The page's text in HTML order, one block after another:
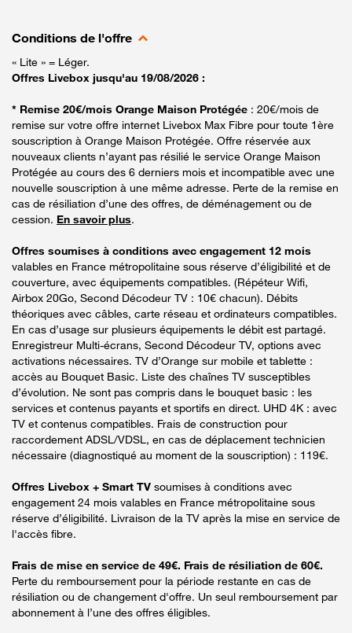
Conditions de l'offre
« Lite » = Léger.
Offres Livebox jusqu'au 19/08/2026 :
* Remise 20€/mois Orange Maison Protégée : 20€/mois de
remise sur votre offre internet Livebox Max Fibre pour toute 1ère
souscription à Orange Maison Protégée. Offre réservée aux
nouveaux clients n’ayant pas résilié le service Orange Maison
Protégée au cours des 6 derniers mois et incompatible avec une
nouvelle souscription à une même adresse. Perte de la remise en
cas de résiliation d’une des offres, de déménagement ou de
cession. En savoir plus.
Offres soumises à conditions avec engagement 12 mois
valables en France métropolitaine sous réserve d’éligibilité et de
couverture, avec équipements compatibles. (Répéteur Wifi,
Airbox 20Go, Second Décodeur TV : 10€ chacun). Débits
théoriques avec câbles, carte réseau et ordinateurs compatibles.
En cas d’usage sur plusieurs équipements le débit est partagé.
Enregistreur Multi-écrans, Second Décodeur TV, options avec
activations nécessaires. TV d’Orange sur mobile et tablette :
accès au Bouquet Basic. Liste des chaînes TV susceptibles
d’évolution. Ne sont pas compris dans le bouquet basic : les
services et contenus payants et sportifs en direct. UHD 4K : avec
TV et contenus compatibles. Frais de construction pour
raccordement ADSL/VDSL, en cas de déplacement technicien
nécessaire (diagnostiqué au moment de la souscription) : 119€.
Offres Livebox + Smart TV soumises à conditions avec
engagement 24 mois valables en France métropolitaine sous
réserve d’éligibilité. Livraison de la TV après la mise en service de
l'accès fibre.
Frais de mise en service de 49€. Frais de résiliation de 60€.
Perte du remboursement pour la période restante en cas de
résiliation ou de changement d'offre. Un seul remboursement par
abonnement à l’une des offres éligibles.